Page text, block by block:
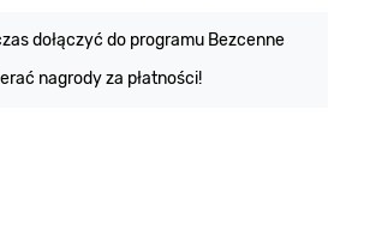
dołączyć do programu Bezcenne
nagrody za płatności!